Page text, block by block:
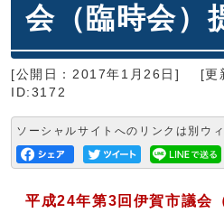
会（臨時会）
[公開日：2017年1月26日]
[更
ID:3172
ソーシャルサイトへのリンクは別ウ
平成24年第3回伊賀市議会